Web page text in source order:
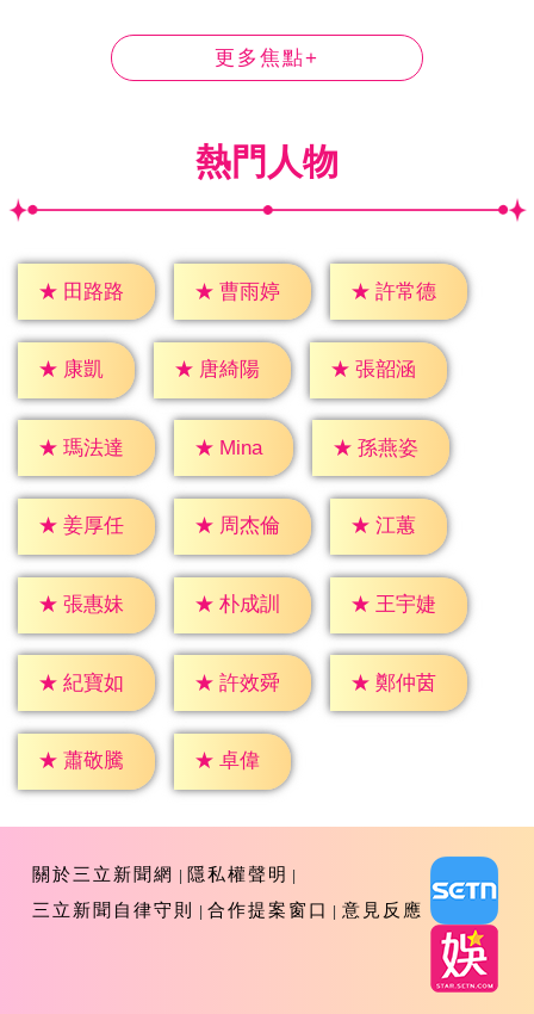
更多焦點+
熱門人物
★ 田路路 ★ 曹雨婷 ★ 許常德
★ 康凱 ★ 唐綺陽 ★ 張韶涵
★ 瑪法達 ★ Mina ★ 孫燕姿
★ 姜厚任 ★ 周杰倫 ★ 江蕙
★ 張惠妹 ★ 朴成訓 ★ 王宇婕
★ 紀寶如 ★ 許效舜 ★ 鄭仲茵
★ 蕭敬騰 ★ 卓偉
關於三立新聞網
隱私權聲明
三立新聞自律守則
合作提案窗口 意見反應